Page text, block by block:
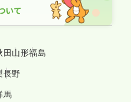
田山形福島
長野
馬